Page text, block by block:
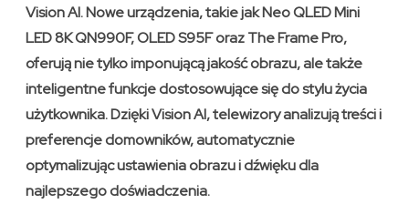
Vision AI. Nowe urządzenia, takie jak Neo QLED Mini
LED 8K QN990F, OLED S95F oraz The Frame Pro,
oferują nie tylko imponującą jakość obrazu, ale także
inteligentne funkcje dostosowujące się do stylu życia
użytkownika. Dzięki Vision AI, telewizory analizują treści i
preferencje domowników, automatycznie
optymalizując ustawienia obrazu i dźwięku dla
najlepszego doświadczenia.